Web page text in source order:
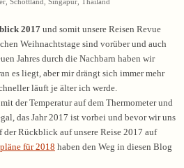
2017 und somit unsere Reisen Revue
Weihnachtstage sind vorüber und auch
Jahres durch die Nachbarn haben wir
es liegt, aber mir drängt sich immer mehr
läuft je älter ich werde.
der Temperatur auf dem Thermometer und
das Jahr 2017 ist vorbei und bevor wir uns
Rückblick auf unsere Reise 2017 auf
für 2018 haben den Weg in diesen Blog